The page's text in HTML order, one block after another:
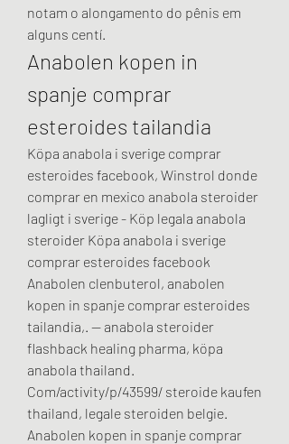
notam o alongamento do pênis em
alguns centí.
Anabolen kopen in
spanje comprar
esteroides tailandia
Köpa anabola i sverige comprar
esteroides facebook, Winstrol donde
comprar en mexico anabola steroider
lagligt i sverige - Köp legala anabola
steroider Köpa anabola i sverige
comprar esteroides facebook
Anabolen clenbuterol, anabolen
kopen in spanje comprar esteroides
tailandia,. — anabola steroider
flashback healing pharma, köpa
anabola thailand.
Com/activity/p/43599/ steroide kaufen
thailand, legale steroiden belgie.
Anabolen kopen in spanje comprar